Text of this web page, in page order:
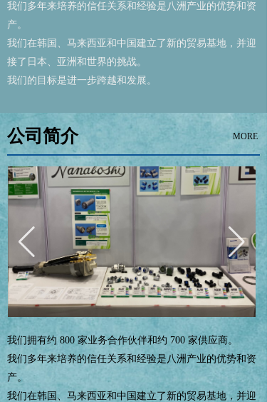
我们多年来培养的信任关系和经验是八洲产业的优势和资
产。
我们在韩国、马来西亚和中国建立了新的贸易基地，并迎
接了日本、亚洲和世界的挑战。
我们的目标是进一步跨越和发展。
公司简介 MORE
我们拥有约 800 家业务合作伙伴和约 700 家供应商。
我们多年来培养的信任关系和经验是八洲产业的优势和资
产。
我们在韩国、马来西亚和中国建立了新的贸易基地，并迎